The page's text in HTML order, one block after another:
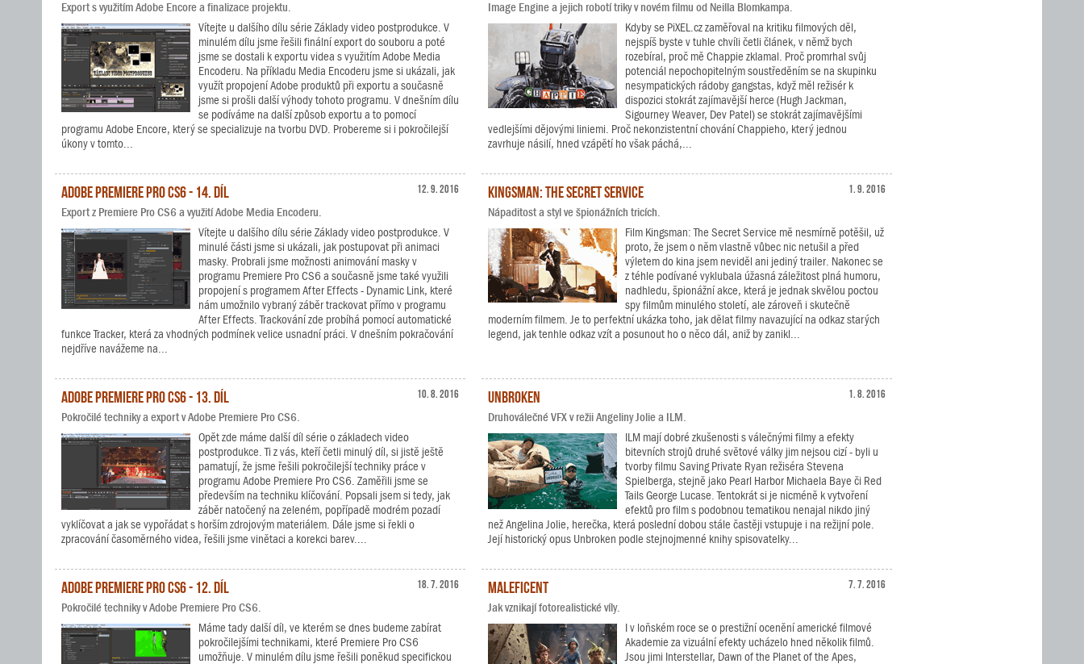
Export s využitím Adobe Encore a finalizace projektu.
Vítejte u dalšího dílu série Základy video postprodukce. V
minulém dílu jsme řešili finální export do souboru a poté
jsme se dostali k exportu videa s využitím Adobe Media
Encoderu. Na příkladu Media Encoderu jsme si ukázali, jak
využít propojení Adobe produktů při exportu a současně
jsme si prošli další výhody tohoto programu. V dnešním dílu
se podíváme na další způsob exportu a to pomocí
programu Adobe Encore, který se specializuje na tvorbu DVD. Probereme si i pokročilejší
úkony v tomto...
Image Engine a jejich robotí triky v novém filmu od Neilla Blomkampa.
Kdyby se PiXEL.cz zaměřoval na kritiku filmových děl,
nejspíš byste v tuhle chvíli četli článek, v němž bych
rozebíral, proč mě Chappie zklamal. Proč promrhal svůj
potenciál nepochopitelným soustředěním se na skupinku
nesympatických rádoby gangstas, když měl režisér k
dispozici stokrát zajímavější herce (Hugh Jackman,
Sigourney Weaver, Dev Patel) se stokrát zajímavějšími
vedlejšími dějovými liniemi. Proč nekonzistentní chování Chappieho, který jednou
zavrhuje násilí, hned vzápětí ho však páchá,...
12. 9. 2016
Adobe Premiere Pro CS6 - 14. díl
Export z Premiere Pro CS6 a využití Adobe Media Encoderu.
Vítejte u dalšího dílu série Základy video postprodukce. V
minulé části jsme si ukázali, jak postupovat při animaci
masky. Probrali jsme možnosti animování masky v
programu Premiere Pro CS6 a současně jsme také využili
propojení s programem After Effects - Dynamic Link, které
nám umožnilo vybraný záběr trackovat přímo v programu
After Effects. Trackování zde probíhá pomocí automatické
funkce Tracker, která za vhodných podmínek velice usnadní práci. V dnešním pokračování
nejdříve navážeme na...
1. 9. 2016
Kingsman: The Secret Service
Nápaditost a styl ve špionážních tricích.
Film Kingsman: The Secret Service mě nesmírně potěšil, už
proto, že jsem o něm vlastně vůbec nic netušil a před
výletem do kina jsem neviděl ani jediný trailer. Nakonec se
z téhle podívané vyklubala úžasná záležitost plná humoru,
nadhledu, špionážní akce, která je jednak skvělou poctou
spy filmům minulého století, ale zároveň i skutečně
moderním filmem. Je to perfektní ukázka toho, jak dělat filmy navazující na odkaz starých
legend, jak tenhle odkaz vzít a posunout ho o něco dál, aniž by zanikl...
10. 8. 2016
Adobe Premiere Pro CS6 - 13. díl
Pokročilé techniky a export v Adobe Premiere Pro CS6.
Opět zde máme další díl série o základech video
postprodukce. Ti z vás, kteří četli minulý díl, si jistě ještě
pamatují, že jsme řešili pokročilejší techniky práce v
programu Adobe Premiere Pro CS6. Zaměřili jsme se
především na techniku klíčování. Popsali jsem si tedy, jak
záběr natočený na zeleném, popřípadě modrém pozadí
vyklíčovat a jak se vypořádat s horším zdrojovým materiálem. Dále jsme si řekli o
zpracování časoměrného videa, řešili jsme vinětaci a korekci barev....
1. 8. 2016
Unbroken
Druhoválečné VFX v režii Angeliny Jolie a ILM.
ILM mají dobré zkušenosti s válečnými filmy a efekty
bitevních strojů druhé světové války jim nejsou cizí - byli u
tvorby filmu Saving Private Ryan režiséra Stevena
Spielberga, stejně jako Pearl Harbor Michaela Baye či Red
Tails George Lucase. Tentokrát si je nicméně k vytvoření
efektů pro film s podobnou tematikou nenajal nikdo jiný
než Angelina Jolie, herečka, která poslední dobou stále častěji vstupuje i na režijní pole.
Její historický opus Unbroken podle stejnojmenné knihy spisovatelky...
18. 7. 2016
Adobe Premiere Pro CS6 - 12. díl
Pokročilé techniky v Adobe Premiere Pro CS6.
Máme tady další díl, ve kterém se dnes budeme zabírat
pokročilejšími technikami, které Premiere Pro CS6
umožňuje. V minulém dílu jsme řešili poněkud specifickou
7. 7. 2016
Maleficent
Jak vznikají fotorealistické víly.
I v loňském roce se o prestižní ocenění americké filmové
Akademie za vizuální efekty ucházelo hned několik filmů.
Jsou jimi Interstellar, Dawn of the Planet of the Apes,